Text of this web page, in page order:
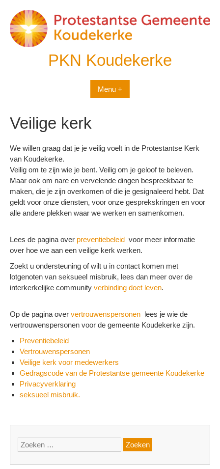
naar
inhoud
PKN Koudekerke
Menu +
Veilige kerk
We willen graag dat je je veilig voelt in de Protestantse Kerk
van Koudekerke.
Veilig om te zijn wie je bent. Veilig om je geloof te beleven.
Maar ook om nare en vervelende dingen bespreekbaar te
maken, die je zijn overkomen of die je gesignaleerd hebt. Dat
geldt voor onze diensten, voor onze gesprekskringen en voor
alle andere plekken waar we werken en samenkomen.
Lees de pagina over preventiebeleid voor meer informatie
over hoe we aan een veilige kerk werken.
Zoekt u ondersteuning of wilt u in contact komen met
lotgenoten van seksueel misbruik, lees dan meer over de
interkerkelijke community verbinding doet leven.
Op de pagina over vertrouwenspersonen lees je wie de
vertrouwenspersonen voor de gemeente Koudekerke zijn.
Preventiebeleid
Vertrouwenspersonen
Veilige kerk voor medewerkers
Gedragscode van de Protestantse gemeente Koudekerke
Privacyverklaring
seksueel misbruik.
Zoeken
naar: